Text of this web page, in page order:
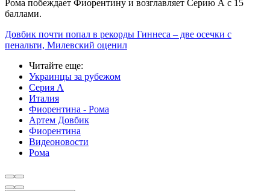
Рома побеждает Фиорентину и возглавляет Серию А с 15
баллами.
Довбик почти попал в рекорды Гиннеса – две осечки с
пенальти, Милевский оценил
Читайте еще:
Украинцы за рубежом
Серия А
Италия
Фиорентина - Рома
Артем Довбик
Фиорентина
Видеоновости
Рома